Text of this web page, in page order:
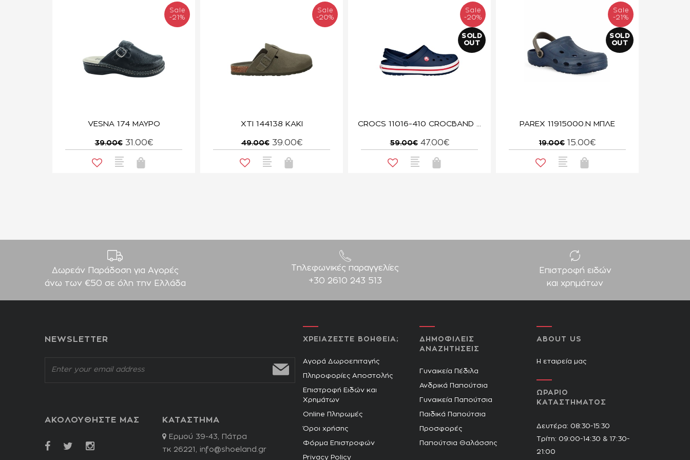
Sale
-21%
VESNA 174 ΜΑΥΡΟ
39.00€ 31.00€
Sale
-20%
XTI 144138 KAKI
49.00€ 39.00€
Sale
-20%
SOLD
OUT
59.00€ 47.00€
Sale
-21%
SOLD
OUT
PAREX 11915000.N ΜΠΛΕ
19.00€ 15.00€
Δωρεάν Παράδοση για Aγορές
άνω των €50 σε όλη την Ελλάδα
Τηλεφωνικές παραγγελίες
+30 2610 243 513
Επιστροφή ειδών
και χρημάτων
NEWSLETTER
ΑΚΟΛΟΥΘΗΣΤΕ ΜΑΣ ΚΑΤΑΣΤΗΜΑ
Ερμού 39-43, Πάτρα
τκ 26221, info@shoeland.gr
ΧΡΕΙΑΖΕΣΤΕ ΒΟΗΘΕΙΑ;
Αγορά Δωροεπιταγής
Πληροφορίες Αποστολής
Επιστροφή Ειδών και
Χρημάτων
Online Πληρωμές
Όροι χρήσης
Φόρμα Επιστροφών
Privacy Policy
ΔΗΜΟΦΙΛΕΙΣ
ΑΝΑΖΗΤΗΣΕΙΣ
Γυναικεία Πέδιλα
Ανδρικά Παπούτσια
Γυναικεία Παπούτσια
Παιδικά Παπούτσια
Προσφορές
Παπούτσια Θαλάσσης
ABOUT US
Η εταιρεία μας
ΩΡΑΡΙΟ
ΚΑΤΑΣΤΗΜΑΤΟΣ
Δευτέρα: 08:30-15:30
Τρίτη: 09:00-14:30 & 17:30-
21:00